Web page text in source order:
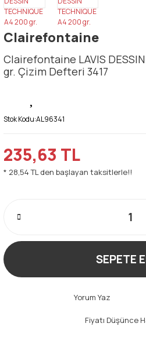
Clairefontaine
Clairefontaine LAVIS
gr. Çizim Defteri 3417
Stok Kodu:AL96341
235,63 TL
* 28,54 TL den başlayan taksitlerle!!
SEPETE
Yorum Yaz
Fiyatı Düşünce